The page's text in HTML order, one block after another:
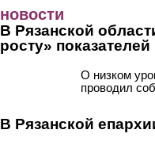
новости
В Рязанской
росту»
О низком
проводил
В Рязанской